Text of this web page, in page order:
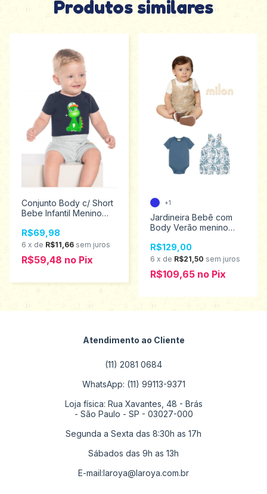
Produtos similares
Conjunto Body c/ Short
Bebe Infantil Menino
1000434
R$69,98
6 x de R$11,66 sem juros
R$59,48 no Pix
Jardineira Bebê com
Body Verão menino
GG 2000636
R$129,00
6 x de R$21,50 sem juros
R$109,65 no Pix
+1
Atendimento ao Cliente
(11) 2081 0684
WhatsApp: (11) 99113-9371
Loja física: Rua Xavantes, 48 - Brás
- São Paulo - SP - 03027-000
Segunda a Sexta das 8:30h as 17h
Sábados das 9h as 13h
E-mail:laroya@laroya.com.br